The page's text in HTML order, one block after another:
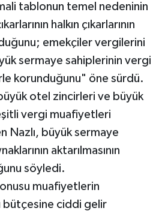
tablonun temel nedeninin
halkın çıkarlarının
emekçiler vergilerini
sermaye sahiplerinin vergi
korunduğunu" öne sürdü.
otel zincirleri ve büyük
vergi muafiyetleri
Nazlı, büyük sermaye
aktarılmasının
söyledi.
muafiyetlerin
bütçesine ciddi gelir